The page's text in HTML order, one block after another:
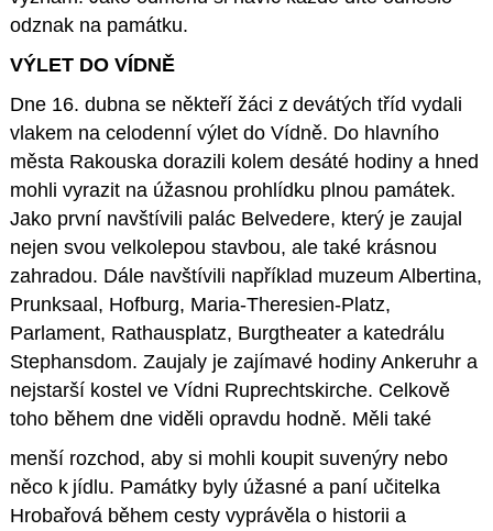
odznak na památku.
VÝLET DO VÍDNĚ
Dne 16. dubna se někteří žáci z devátých tříd vydali
vlakem na celodenní výlet do Vídně. Do hlavního
města Rakouska dorazili kolem desáté hodiny a hned
mohli vyrazit na úžasnou prohlídku plnou památek.
Jako první navštívili palác Belvedere, který je zaujal
nejen svou velkolepou stavbou, ale také krásnou
zahradou. Dále navštívili například muzeum Albertina,
Prunksaal, Hofburg, Maria-Theresien-Platz,
Parlament, Rathausplatz, Burgtheater a katedrálu
Stephansdom. Zaujaly je zajímavé hodiny Ankeruhr a
nejstarší kostel ve Vídni Ruprechtskirche. Celkově
toho během dne viděli opravdu hodně. Měli také
menší rozchod, aby si mohli koupit suvenýry nebo
něco k jídlu. Památky byly úžasné a paní učitelka
Hrobařová během cesty vyprávěla o historii a